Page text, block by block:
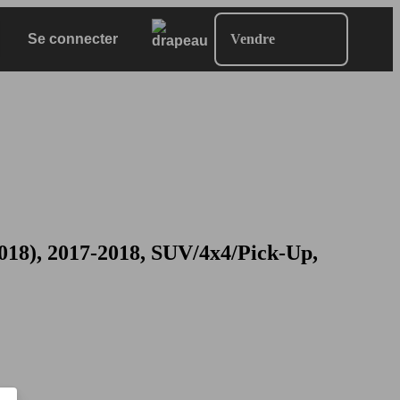
Se connecter Vendre
2017-2018, SUV/4x4/Pick-Up,